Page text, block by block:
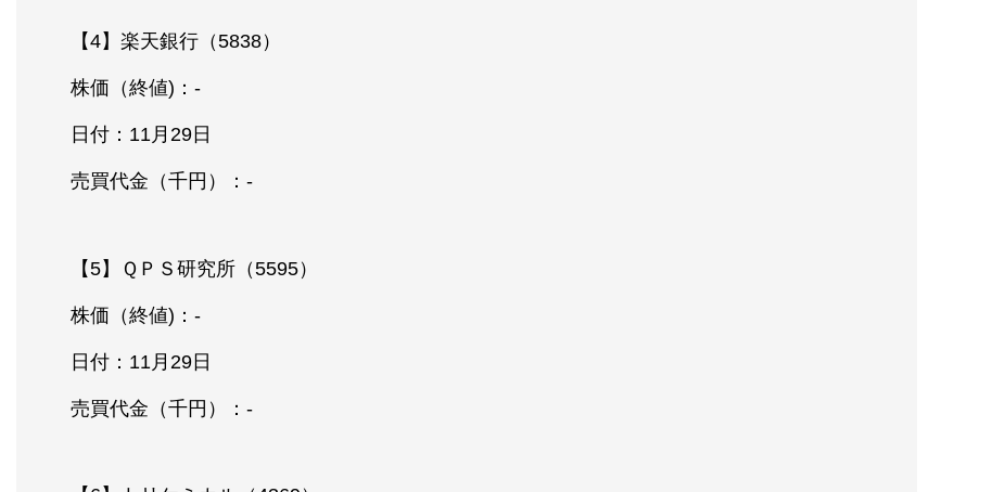
【4】楽天銀行（5838）
株価（終値)：-
日付：11月29日
売買代金（千円）：-
【5】ＱＰＳ研究所（5595）
株価（終値)：-
日付：11月29日
売買代金（千円）：-